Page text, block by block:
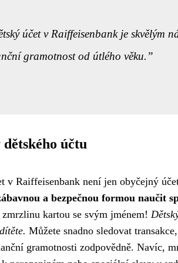
účet v Raiffeisenbank je skvělým
gramotnost od útlého věku.
účtu
v Raiffeisenbank není jen obyčejný
a bezpečnou formou naučit
kartou se svým jménem!
Můžete snadno sledovat
gramotnosti zodpovědně. Navíc,